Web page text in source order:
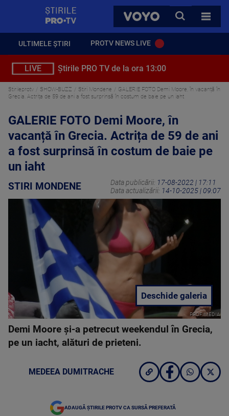
VOYO
CAUTA
TOATE
ULTIMELE ȘTIRI PROTV NEWS LIVE
LIVE Știrile PRO TV de la ora 13:00
Stirileprotv SHOW-BUZZ Stiri Mondene
GALERIE FOTO Demi Moore, în vacanță în
Grecia. Actrița de 59 de ani a fost surprinsă în costum de baie pe un iaht
GALERIE FOTO Demi Moore, în
vacanță în Grecia. Actrița de 59 de ani
a fost surprinsă în costum de baie pe
un iaht
STIRI MONDENE Data publicării: 17-08-2022 | 17:11
Data actualizării: 14-10-2025 | 09:07
PROFIMEDIA
Deschide galeria
Demi Moore și-a petrecut weekendul în Grecia,
pe un iacht, alături de prieteni.
MEDEEA DUMITRACHE
ADAUGĂ ȘTIRILE PROTV CA SURSĂ PREFERATĂ